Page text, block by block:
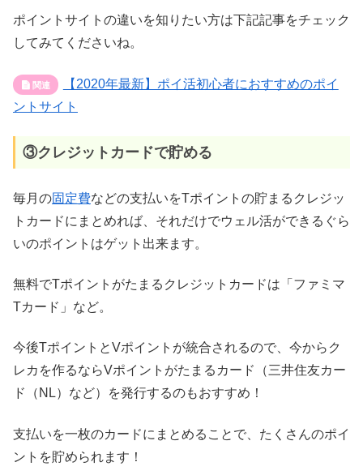
ポイントサイトの違いを知りたい方は下記記事をチェック
してみてくださいね。
【2020年最新】ポイ活初心者におすすめのポイ
ントサイト
③クレジットカードで貯める
毎月の固定費などの支払いをTポイントの貯まるクレジッ
トカードにまとめれば、それだけでウェル活ができるぐら
いのポイントはゲット出来ます。
無料でTポイントがたまるクレジットカードは「ファミマ
Tカード」など。
今後TポイントとVポイントが統合されるので、今からク
レカを作るならVポイントがたまるカード（三井住友カー
ド（NL）など）を発行するのもおすすめ！
支払いを一枚のカードにまとめることで、たくさんのポイ
ントを貯められます！